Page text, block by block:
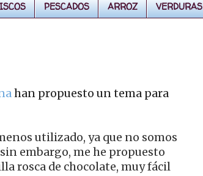
PESCADOS ARROZ VERDURAS
han propuesto un tema para
utilizado, ya que no somos
embargo, me he propuesto
rosca de chocolate, muy fácil